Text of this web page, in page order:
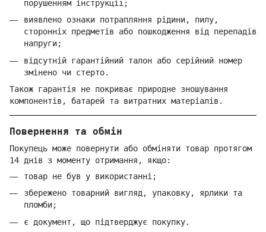
порушенням інструкції;
виявлено ознаки потрапляння рідини, пилу,
сторонніх предметів або пошкодження від перепадів
напруги;
відсутній гарантійний талон або серійний номер
змінено чи стерто.
Також гарантія не покриває природне зношування
компонентів, батарей та витратних матеріалів.
Повернення та обмін
Покупець може повернути або обміняти товар протягом
14 днів з моменту отримання, якщо:
товар не був у використанні;
збережено товарний вигляд, упаковку, ярлики та
пломби;
є документ, що підтверджує покупку.